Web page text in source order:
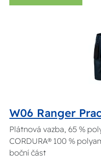
W06 Ranger
Plátnová vazba, 65 %
CORDURA® 100 %
boční část